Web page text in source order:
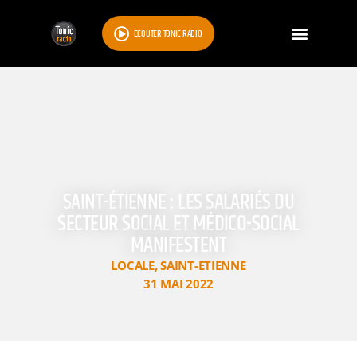
ÉCOUTER TONIC RADIO
SAINT-ÉTIENNE : LES SALARIÉS DU
SECTEUR SOCIAL ET MÉDICO-SOCIAL
MANIFESTENT
LOCALE,SAINT-ETIENNE
31 MAI 2022